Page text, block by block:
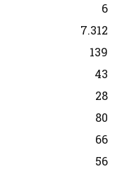
6
7.312
139
43
28
80
66
56